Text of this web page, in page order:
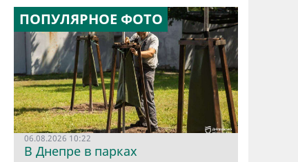
ПОПУЛЯРНОЕ ФОТО
06.08.2026 10:22
В Днепре в парках